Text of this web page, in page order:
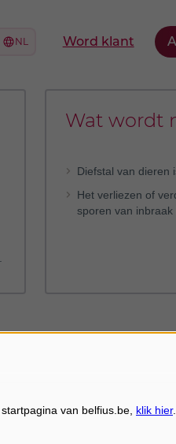
Wat wordt
Diefstal van dieren
Het verliezen of
sporen van inbraak